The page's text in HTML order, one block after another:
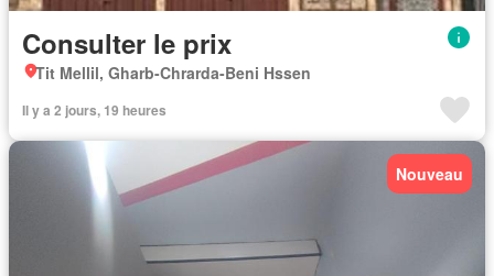
Consulter le prix
Tit Mellil, Gharb-Chrarda-Beni Hssen
Il y a 2 jours, 19 heures
Nouveau